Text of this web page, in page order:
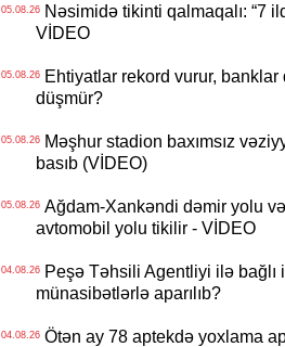
05.08.26Nəsimidə tikinti qalmaqalı: “7
VİDEO
05.08.26Ehtiyatlar rekord vurur, banklar
düşmür?
05.08.26Məşhur stadion baxımsız
basıb (VİDEO)
05.08.26Ağdam-Xankəndi dəmir yolu
avtomobil yolu tikilir - VİDEO
04.08.26Peşə Təhsili Agentliyi ilə bağlı
münasibətlərlə aparılıb?
04.08.26Ötən ay 78 aptekdə yoxlama